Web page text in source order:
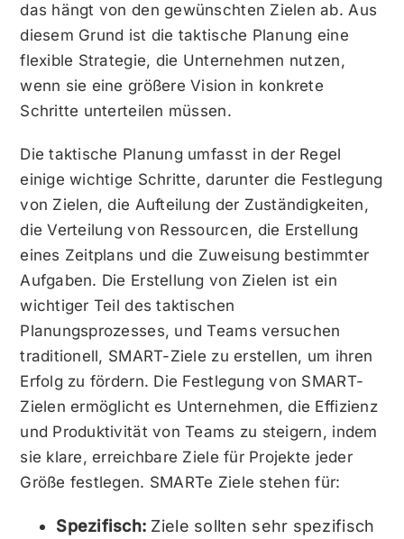
das hängt von den gewünschten Zielen ab. Aus
diesem Grund ist die taktische Planung eine
flexible Strategie, die Unternehmen nutzen,
wenn sie eine größere Vision in konkrete
Schritte unterteilen müssen.
Die taktische Planung umfasst in der Regel
einige wichtige Schritte, darunter die Festlegung
von Zielen, die Aufteilung der Zuständigkeiten,
die Verteilung von Ressourcen, die Erstellung
eines Zeitplans und die Zuweisung bestimmter
Aufgaben. Die Erstellung von Zielen ist ein
wichtiger Teil des taktischen
Planungsprozesses, und Teams versuchen
traditionell, SMART-Ziele zu erstellen, um ihren
Erfolg zu fördern. Die Festlegung von SMART-
Zielen ermöglicht es Unternehmen, die Effizienz
und Produktivität von Teams zu steigern, indem
sie klare, erreichbare Ziele für Projekte jeder
Größe festlegen. SMARTe Ziele stehen für:
Spezifisch: Ziele sollten sehr spezifisch